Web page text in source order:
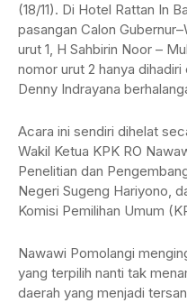
(18/11). Di Hotel Rattan In
pasangan Calon
urut 1, H Sahbirin Noor –
nomor urut 2 hanya
Denny Indrayana
Acara ini sendiri dihelat
Wakil Ketua KPK RO
Penelitian dan
Negeri Sugeng Hariyono,
Komisi Pemilihan Umum
Nawawi Pomolangi
yang terpilih nanti tak
daerah yang menjadi